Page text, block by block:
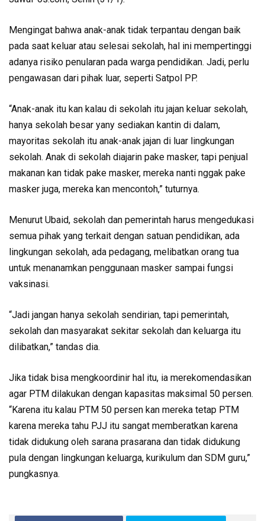
Mengingat bahwa anak-anak tidak terpantau dengan baik
pada saat keluar atau selesai sekolah, hal ini mempertinggi
adanya risiko penularan pada warga pendidikan. Jadi, perlu
pengawasan dari pihak luar, seperti Satpol PP.
“Anak-anak itu kan kalau di sekolah itu jajan keluar sekolah,
hanya sekolah besar yany sediakan kantin di dalam,
mayoritas sekolah itu anak-anak jajan di luar lingkungan
sekolah. Anak di sekolah diajarin pake masker, tapi penjual
makanan kan tidak pake masker, mereka nanti nggak pake
masker juga, mereka kan mencontoh,” tuturnya.
Menurut Ubaid, sekolah dan pemerintah harus mengedukasi
semua pihak yang terkait dengan satuan pendidikan, ada
lingkungan sekolah, ada pedagang, melibatkan orang tua
untuk menanamkan penggunaan masker sampai fungsi
vaksinasi.
“Jadi jangan hanya sekolah sendirian, tapi pemerintah,
sekolah dan masyarakat sekitar sekolah dan keluarga itu
dilibatkan,” tandas dia.
Jika tidak bisa mengkoordinir hal itu, ia merekomendasikan
agar PTM dilakukan dengan kapasitas maksimal 50 persen.
“Karena itu kalau PTM 50 persen kan mereka tetap PTM
karena mereka tahu PJJ itu sangat memberatkan karena
tidak didukung oleh sarana prasarana dan tidak didukung
pula dengan lingkungan keluarga, kurikulum dan SDM guru,”
pungkasnya.